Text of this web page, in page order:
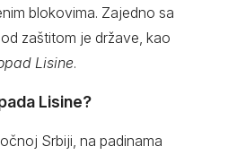
blokovima. Zajedno sa
zaštitom je države, kao
Lisine.
Lisine?
Srbiji, na padinama